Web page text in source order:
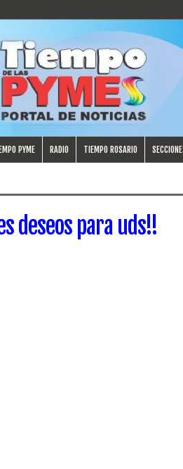
PYME RADIO TIEMPO ROSARIO
deseos para uds!!